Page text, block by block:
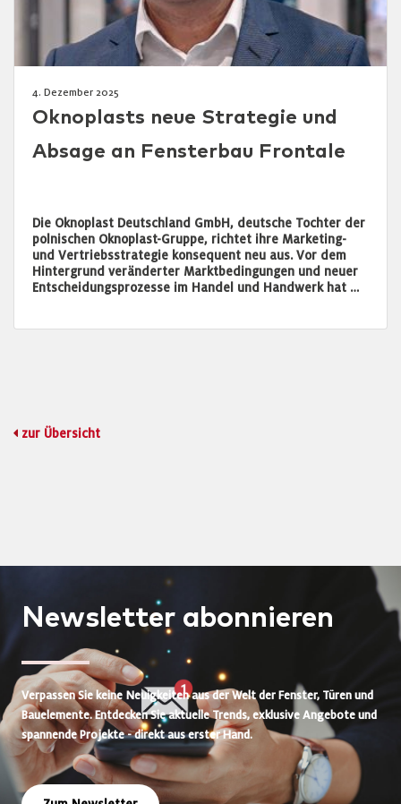
4. Dezember 2025
Oknoplasts neue Strategie und
Absage an Fensterbau Frontale
Die Oknoplast Deutschland GmbH, deutsche Tochter der
polnischen Oknoplast-Gruppe, richtet ihre Marketing-
und Vertriebsstrategie konsequent neu aus. Vor dem
Hintergrund veränderter Marktbedingungen und neuer
Entscheidungsprozesse im Handel und Handwerk hat …
zur Übersicht
Newsletter abonnieren
Verpassen Sie keine Neuigkeiten aus der Welt der Fenster, Türen und
Bauelemente. Entdecken Sie aktuelle Trends, exklusive Angebote und
spannende Projekte - direkt aus erster Hand.